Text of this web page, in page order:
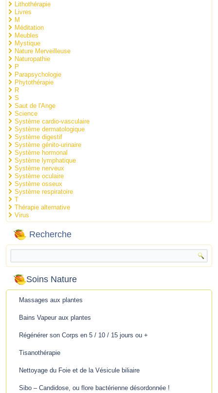
Lithothérapie
Livres
M
Méditation
Meubles
Mystique
Nature Merveilleuse
Naturopathie
P
Parapsychologie
Phytothérapie
R
S
Saut de l'Ange
Science
Système cardio-vasculaire
Système dermatologique
Système digestif
Système génito-urinaire
Système hormonal
Système lymphatique
Système nerveux
Système oculaire
Système osseux
Système respiratoire
T
Thérapie alternative
Virus
Recherche
Soins Nature
Massages aux plantes
Bains Vapeur aux plantes
Régénérer son Corps en 5 / 10 / 15 jours ou +
Tisanothérapie
Nettoyage du Foie et de la Vésicule biliaire
Sibo – Candidose, ou flore bactérienne désordonnée !